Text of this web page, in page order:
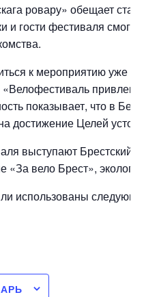
ровару» обещает
и гости фестиваля
к мероприятию уже
показывает, что в
достижение Целей
выступают
«За вело Брест»,
использованы